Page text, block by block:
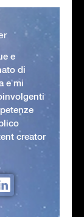
e
di
e mi
creator